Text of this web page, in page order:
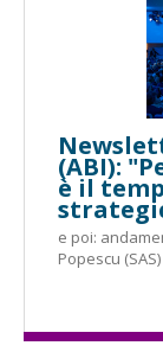
(ABI):
è il
e poi:
Popescu